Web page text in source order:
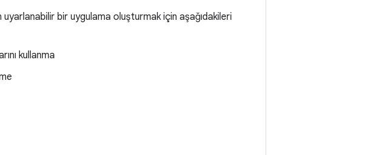
uyarlanabilir bir uygulama oluşturmak için aşağıdakileri
kullanma